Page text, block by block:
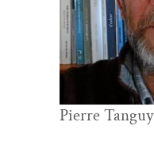
Pierre Tan­guy